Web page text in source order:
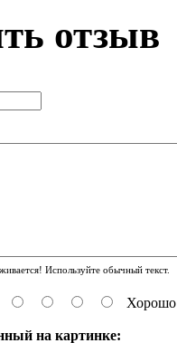
отзыв
Используйте обычный текст.
Хорошо
на картинке: